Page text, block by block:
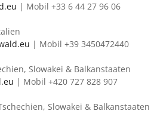
| Mobil +33 6 44 27 96 06
| Mobil +39 3450472440
Slowakei & Balkanstaaten
| Mobil +420 727 828 907
Slowakei & Balkanstaaten